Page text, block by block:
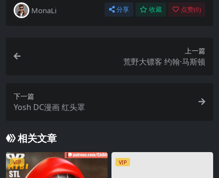
MonaLi 分享 收藏 点赞(0)
上一篇
荒野大镖客 约翰·马斯顿
下一篇
Yosh DC漫画 红头罩
相关文章
VIP VIP